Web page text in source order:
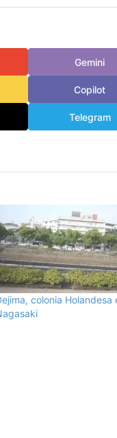
Gemini
Copilot
Telegram
colonia Holandesa